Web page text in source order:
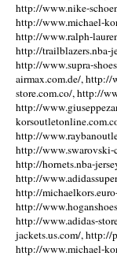
http://www.nike-
http://www.michael-
http://www.ralph-
http://trailblazers.nba-
http://www.supra-
airmax.com.de/,
store.com.co/, http://
http://
http://
http://www.swarovski-
http://hornets.nba-
http://
http://
http://
http://www.adidas-
jackets.us.com/, http://
http://www.michael-